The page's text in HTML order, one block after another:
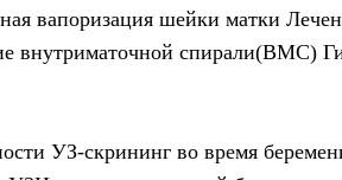
вапоризация шейки матки
внутриматочной спирали(ВМС)
УЗ-скрининг во время